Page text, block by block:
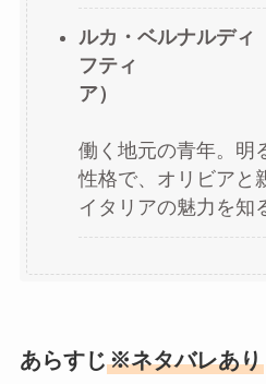
ルカ・ベルナルディ
フティ
ア）
👉 ヴ
働く地元の青年。明
性格で、オリビアと
イタリアの魅力を知
あらすじ※ネタバレあり